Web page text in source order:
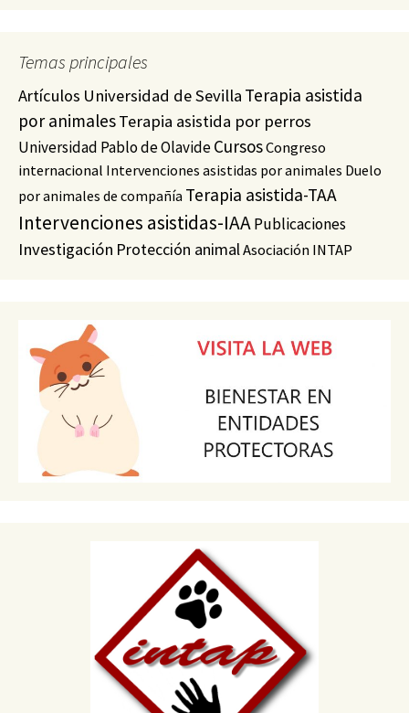
Temas principales
Artículos Universidad de Sevilla Terapia asistida
por animalesTerapia asistida por perros
Universidad Pablo de OlavideCursosCongreso
internacional Intervenciones asistidas por animales Duelo
por animales de compañía Terapia asistida-TAA
Intervenciones asistidas-IAAPublicaciones
Investigación Protección animalAsociación INTAP